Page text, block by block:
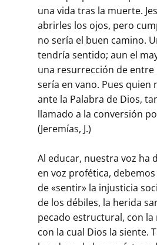
una vida tras la muerte.
abrirles los ojos, pero
no sería el buen camino.
tendría sentido; aun el
una resurrección de
sería en vano. Pues quien
ante la Palabra de Dios,
llamado a la conversión
(Jeremías, J.)
Al educar, nuestra voz ha
en voz profética,
de «sentir» la injusticia
de los débiles, la herida
pecado estructural, con la
con la cual Dios la siente.